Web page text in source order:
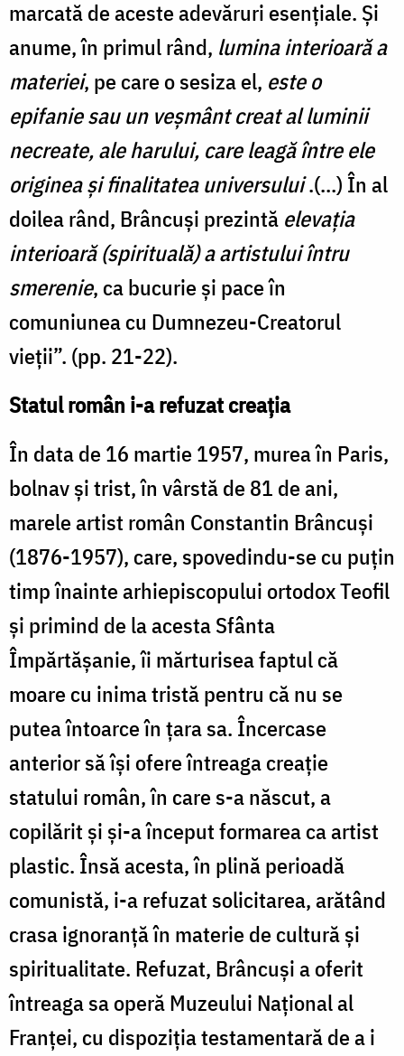
marcată de aceste adevăruri esenţiale. Şi
anume, în primul rând, lumina interioară a
materiei, pe care o sesiza el, este o
epifanie sau un veşmânt creat al luminii
necreate, ale harului, care leagă între ele
originea şi finalitatea universului.(…) În al
doilea rând, Brâncuşi prezintă elevaţia
interioară (spirituală) a artistului întru
smerenie, ca bucurie şi pace în
comuniunea cu Dumnezeu-Creatorul
vieţii”. (pp. 21-22).
Statul român i-a refuzat creaţia
În data de 16 martie 1957, murea în Paris,
bolnav şi trist, în vârstă de 81 de ani,
marele artist român Constantin Brâncuşi
(1876-1957), care, spovedindu-se cu puţin
timp înainte arhiepiscopului ortodox Teofil
şi primind de la acesta Sfânta
Împărtăşanie, îi mărturisea faptul că
moare cu inima tristă pentru că nu se
putea întoarce în ţara sa. Încercase
anterior să îşi ofere întreaga creaţie
statului român, în care s-a născut, a
copilărit şi şi-a început formarea ca artist
plastic. Însă acesta, în plină perioadă
comunistă, i-a refuzat solicitarea, arătând
crasa ignoranţă în materie de cultură şi
spiritualitate. Refuzat, Brâncuşi a oferit
întreaga sa operă Muzeului Naţional al
Franţei, cu dispoziţia testamentară de a i